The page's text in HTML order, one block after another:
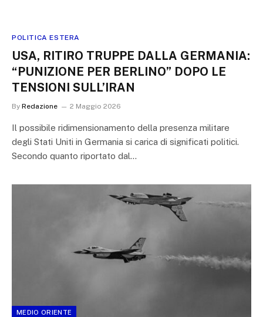
POLITICA ESTERA
USA, RITIRO TRUPPE DALLA GERMANIA:
“PUNIZIONE PER BERLINO” DOPO LE
TENSIONI SULL’IRAN
By Redazione 2 Maggio 2026
Il possibile ridimensionamento della presenza militare
degli Stati Uniti in Germania si carica di significati politici.
Secondo quanto riportato dal…
MEDIO ORIENTE